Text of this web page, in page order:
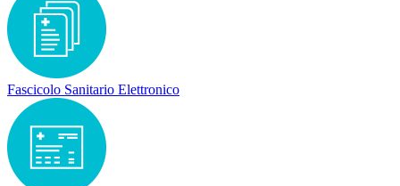
Fascicolo Sanitario Elettronico